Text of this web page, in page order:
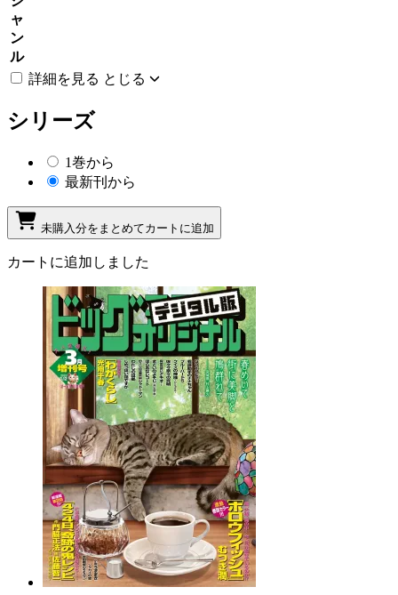
ャ
ン
ル
詳細を見る とじる
シリーズ
1巻から
最新刊から
未購入分をまとめてカートに追加
カートに追加しました